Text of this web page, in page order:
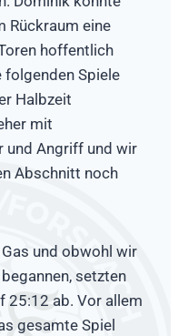
Rückraum eine
hoffentlich
folgenden Spiele
Halbzeit
mit
und Angriff und wir
Abschnitt noch
und obwohl wir
setzten
25:12 ab. Vor allem
gesamte Spiel